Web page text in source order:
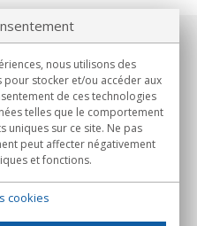
nous utilisons des
stocker et/ou accéder aux
de ces technologies
telles que le comportement
uniques sur ce site. Ne pas
peut affecter négativement
et fonctions.
cookies